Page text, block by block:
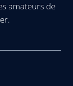
amateurs de